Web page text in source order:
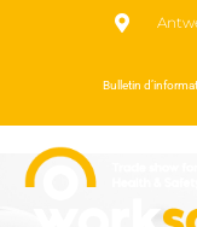
Bulletin